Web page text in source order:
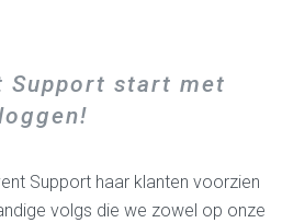
Support start met
Support haar klanten voorzien
volgs die we zowel op onze